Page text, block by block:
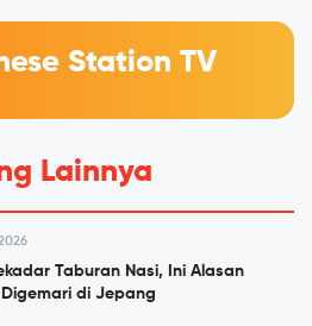
Station TV
Lainnya
Taburan Nasi, Ini Alasan
Digemari di Jepang